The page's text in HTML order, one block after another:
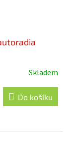
Skladem
Do košíku